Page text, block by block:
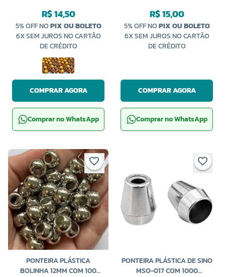
R$ 14,50
5% OFF NOPIX OU BOLETO
6X SEM JUROS NO CARTÃO
DE CRÉDITO
COMPRAR AGORA
Comprar no WhatsApp
R$ 15,00
5% OFF NOPIX OU BOLETO
6X SEM JUROS NO CARTÃO
DE CRÉDITO
COMPRAR AGORA
Comprar no WhatsApp
PONTEIRA PLÁSTICA
BOLINHA 12MM COM 100
PONTEIRA PLÁSTICA DE SINO
MSO-017 COM 1000